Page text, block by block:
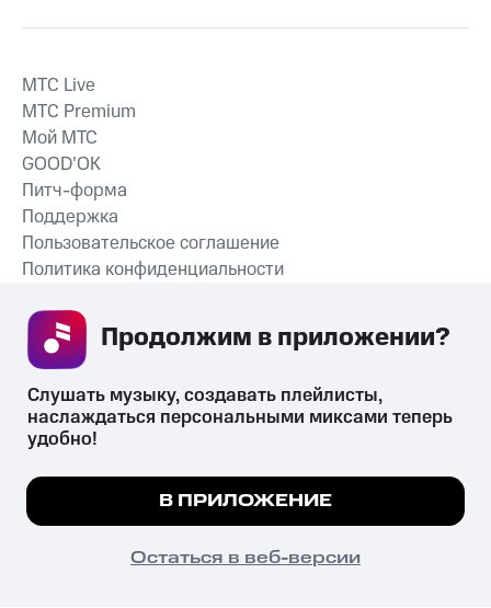
СКАЧАТЬ ПРИЛОЖЕНИЕ
MTС Live
MTС Premium
Мой МТС
GOOD’OK
Питч-форма
Поддержка
Пользовательское соглашение
Политика конфиденциальности
психотропных веществ, их аналогов причиняет вред здоровью,
их незаконный оборот запрещён и влечёт установленную
законодательством ответственность.
© 2026 ООО «КИОН».
Все права защищены
Мы используем куки, чтобы на сайте все
Подробнее
ПОНЯТНО
Слушать музыку, создавать плейлисты,
наслаждаться персональными миксами теперь
удобно!
В ПРИЛОЖЕНИЕ
Остаться в веб-версии